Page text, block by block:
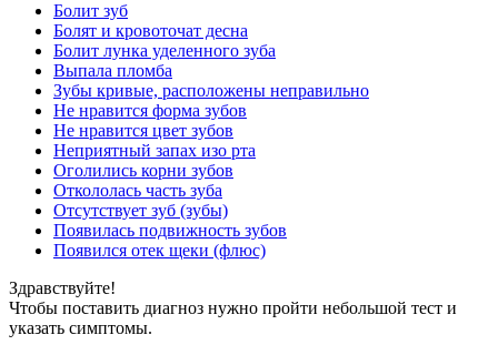
Болит зуб
Болят и кровоточат десна
Болит лунка уделенного зуба
Выпала пломба
Зубы кривые, расположены неправильно
Не нравится форма зубов
Не нравится цвет зубов
Неприятный запах изо рта
Оголились корни зубов
Откололась часть зуба
Отсутствует зуб (зубы)
Появилась подвижность зубов
Появился отек щеки (флюс)
Здравствуйте!
Чтобы поставить диагноз нужно пройти небольшой тест и
указать симптомы.